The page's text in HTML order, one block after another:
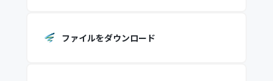
ファイルをダウンロード